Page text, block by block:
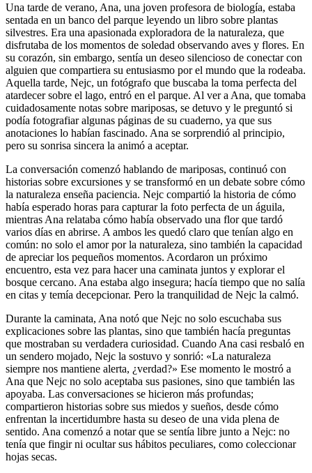
Una tarde de verano, Ana, una joven profesora de biología, estaba
sentada en un banco del parque leyendo un libro sobre plantas
silvestres. Era una apasionada exploradora de la naturaleza, que
disfrutaba de los momentos de soledad observando aves y flores. En
su corazón, sin embargo, sentía un deseo silencioso de conectar con
alguien que compartiera su entusiasmo por el mundo que la rodeaba.
Aquella tarde, Nejc, un fotógrafo que buscaba la toma perfecta del
atardecer sobre el lago, entró en el parque. Al ver a Ana, que tomaba
cuidadosamente notas sobre mariposas, se detuvo y le preguntó si
podía fotografiar algunas páginas de su cuaderno, ya que sus
anotaciones lo habían fascinado. Ana se sorprendió al principio,
pero su sonrisa sincera la animó a aceptar.
La conversación comenzó hablando de mariposas, continuó con
historias sobre excursiones y se transformó en un debate sobre cómo
la naturaleza enseña paciencia. Nejc compartió la historia de cómo
había esperado horas para capturar la foto perfecta de un águila,
mientras Ana relataba cómo había observado una flor que tardó
varios días en abrirse. A ambos les quedó claro que tenían algo en
común: no solo el amor por la naturaleza, sino también la capacidad
de apreciar los pequeños momentos. Acordaron un próximo
encuentro, esta vez para hacer una caminata juntos y explorar el
bosque cercano. Ana estaba algo insegura; hacía tiempo que no salía
en citas y temía decepcionar. Pero la tranquilidad de Nejc la calmó.
Durante la caminata, Ana notó que Nejc no solo escuchaba sus
explicaciones sobre las plantas, sino que también hacía preguntas
que mostraban su verdadera curiosidad. Cuando Ana casi resbaló en
un sendero mojado, Nejc la sostuvo y sonrió: «La naturaleza
siempre nos mantiene alerta, ¿verdad?» Ese momento le mostró a
Ana que Nejc no solo aceptaba sus pasiones, sino que también las
apoyaba. Las conversaciones se hicieron más profundas;
compartieron historias sobre sus miedos y sueños, desde cómo
enfrentan la incertidumbre hasta su deseo de una vida plena de
sentido. Ana comenzó a notar que se sentía libre junto a Nejc: no
tenía que fingir ni ocultar sus hábitos peculiares, como coleccionar
hojas secas.